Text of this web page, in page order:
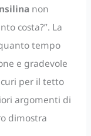
non
costa?”. La
tempo
e gradevole
per il tetto
argomenti di
dimostra